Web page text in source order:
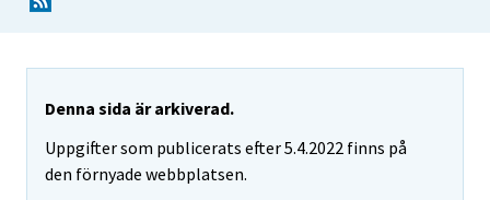
Denna sida är arkiverad.
Uppgifter som publicerats efter 5.4.2022 finns på
den förnyade webbplatsen.